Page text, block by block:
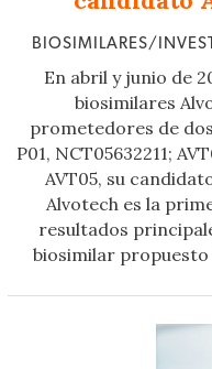
BIOSIMILARES/
En abril y junio de
biosimilares
prometedores de
P01, NCT05632211;
AVT05, su
Alvotech es la
resultados
biosimilar propuesto